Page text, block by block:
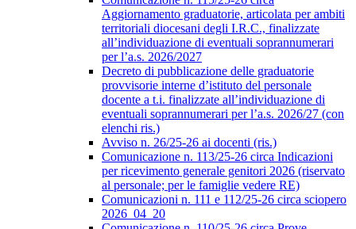
Aggiornamento graduatorie, articolata per ambiti
territoriali diocesani degli I.R.C., finalizzate
all’individuazione di eventuali soprannumerari
per l’a.s. 2026/2027
Decreto di pubblicazione delle graduatorie
provvisorie interne d’istituto del personale
docente a t.i. finalizzate all’individuazione di
eventuali soprannumerari per l’a.s. 2026/27 (con
elenchi ris.)
Avviso n. 26/25-26 ai docenti (ris.)
Comunicazione n. 113/25-26 circa Indicazioni
per ricevimento generale genitori 2026 (riservato
al personale; per le famiglie vedere RE)
Comunicazioni n. 111 e 112/25-26 circa sciopero
2026_04_20